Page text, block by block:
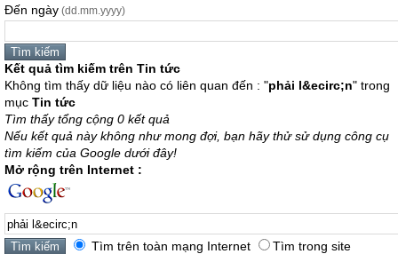
Đến ngày (dd.mm.yyyy)
Kết quả tìm kiếm trên Tin tức
Không tìm thấy dữ liệu nào có liên quan đến : "phải l&ecirc;n" trong
mục Tin tức
Tìm thấy tổng cộng 0 kết quả
Nếu kết quả này không như mong đợi, bạn hãy thử sử dụng công cụ
tìm kiếm của Google dưới đây!
Mở rộng trên Internet :
Tìm trên toàn mạng Internet
Tìm trong site